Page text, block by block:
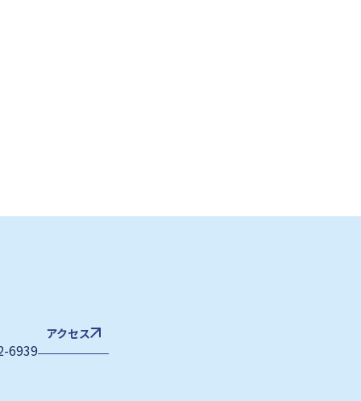
6939
アクセス